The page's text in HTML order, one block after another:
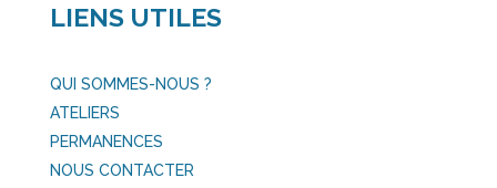
LIENS UTILES
QUI SOMMES-NOUS ?
ATELIERS
PERMANENCES
NOUS CONTACTER